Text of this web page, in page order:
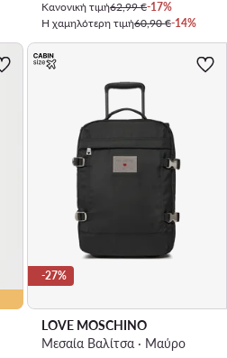
Κανονική τιμή62,99 €-17%
Η χαμηλότερη τιμή60,90 €-14%
-27%
LOVE MOSCHINO
Μεσαία Βαλίτσα · Μαύρο